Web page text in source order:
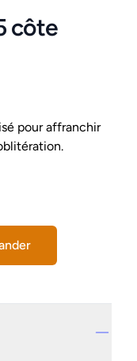
côte
pour affranchir